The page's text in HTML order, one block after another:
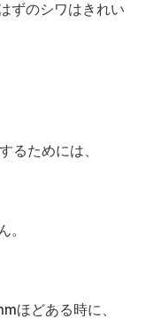
ずのシワはきれい
るためには、
。
ほどある時に、